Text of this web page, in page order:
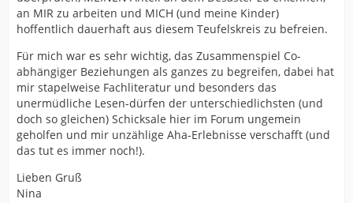
an MIR zu arbeiten und MICH (und meine Kinder)
hoffentlich dauerhaft aus diesem Teufelskreis zu befreien.
Für mich war es sehr wichtig, das Zusammenspiel Co-
abhängiger Beziehungen als ganzes zu begreifen, dabei hat
mir stapelweise Fachliteratur und besonders das
unermüdliche Lesen-dürfen der unterschiedlichsten (und
doch so gleichen) Schicksale hier im Forum ungemein
geholfen und mir unzählige Aha-Erlebnisse verschafft (und
das tut es immer noch!).
Lieben Gruß
Nina